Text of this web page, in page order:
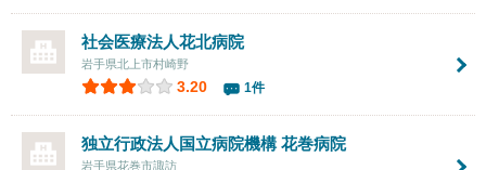
社会医療法人花北病院
岩手県北上市村崎野
3.20 1件
独立行政法人国立病院機構 花巻病院
岩手県花巻市諏訪